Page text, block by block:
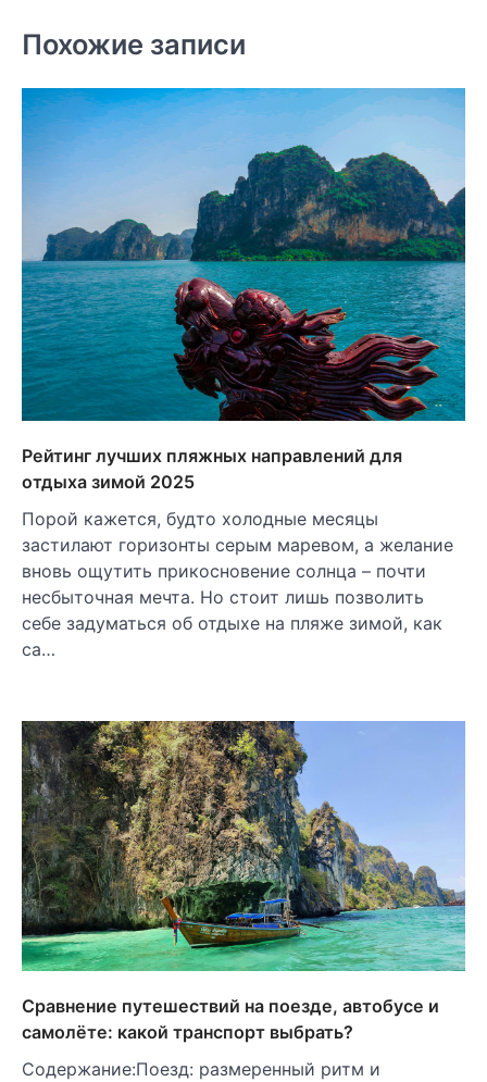
Похожие записи
Рейтинг лучших пляжных направлений для
отдыха зимой 2025
Порой кажется, будто холодные месяцы
застилают горизонты серым маревом, а желание
вновь ощутить прикосновение солнца – почти
несбыточная мечта. Но стоит лишь позволить
себе задуматься об отдыхе на пляже зимой, как
са…
Сравнение путешествий на поезде, автобусе и
самолёте: какой транспорт выбрать?
Содержание:Поезд: размеренный ритм и